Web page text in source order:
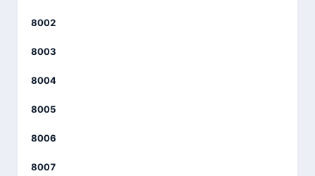
8002
8003
8004
8005
8006
8007